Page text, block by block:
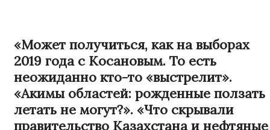
«Может получиться, как на выборах
2019 года с Косановым. То есть
неожиданно кто-то «выстрелит».
«Акимы областей: рожденные ползать
летать не могут?». «Что скрывали
правительство Казахстана и нефтяные